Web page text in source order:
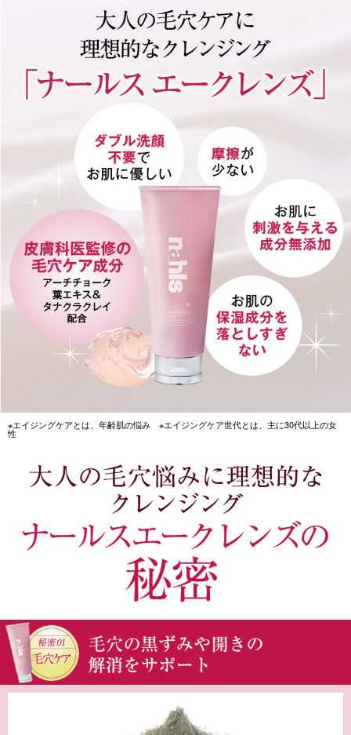
※エイジングケアとは、年齢肌の悩み ※エイジングケア世代とは、主に30代以上の女
性